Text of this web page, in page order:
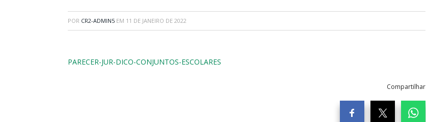
POR CR2-ADMIN5 EM 11 DE JANEIRO DE 2022
PARECER-JUR-DICO-CONJUNTOS-ESCOLARES
Compartilhar